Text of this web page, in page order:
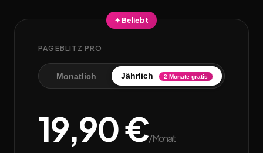
✦ Beliebt
PAGEBLITZ PRO
Monatlich Jährlich 2 Monate gratis
19,90 €/Monat